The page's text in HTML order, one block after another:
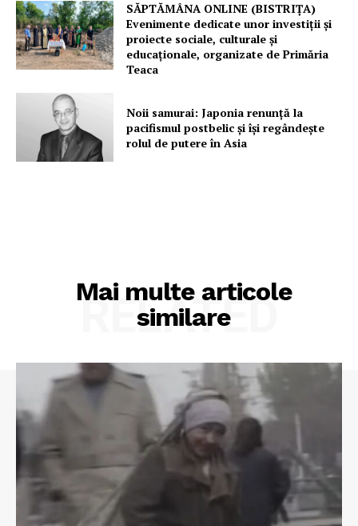
SĂPTĂMÂNA ONLINE (BISTRIȚA)
Evenimente dedicate unor investiții și
proiecte sociale, culturale și
educaționale, organizate de Primăria
Teaca
Noii samurai: Japonia renunță la
pacifismul postbelic și își regândește
rolul de putere în Asia
Mai multe articole
similare
RELATED